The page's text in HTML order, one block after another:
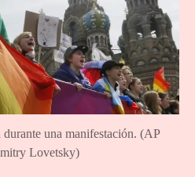
una manifestación. (AP
Lovetsky)